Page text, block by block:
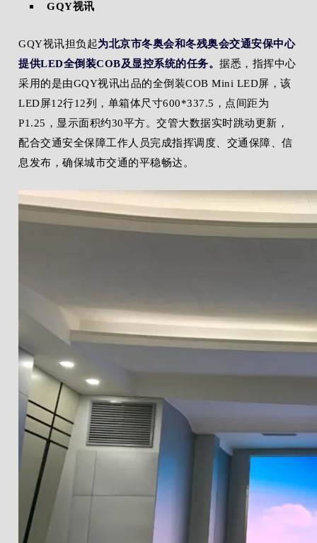
GQY视讯
GQY视讯担负起为北京市冬奥会和冬残奥会交通安保中心
提供LED全倒装COB及显控系统的任务。 据悉，指挥中心
采用的是由GQY视讯出品的全倒装COB Mini LED屏，该
LED屏12行12列，单箱体尺寸600*337.5，点间距为
P1.25，显示面积约30平方。交管大数据实时跳动更新，
配合交通安全保障工作人员完成指挥调度、交通保障、信
息发布，确保城市交通的平稳畅达。